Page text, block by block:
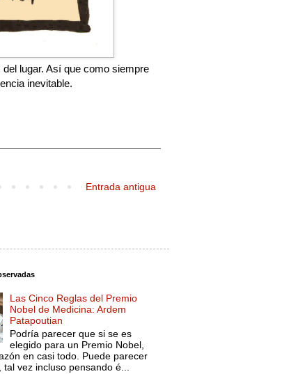
lugar. Así que como siempre
inevitable.
Entrada antigua
Las Cinco Reglas del Premio
Nobel de Medicina: Ardem
Patapoutian
Podría parecer que si se es
elegido para un Premio Nobel,
en casi todo. Puede parecer
tal vez incluso pensando é...